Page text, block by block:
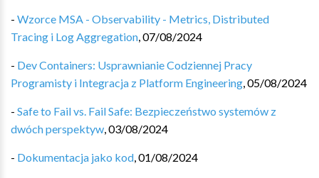
- Wzorce MSA - Observability - Metrics, Distributed
Tracing i Log Aggregation,07/08/2024
- Dev Containers: Usprawnianie Codziennej Pracy
Programisty i Integracja z Platform Engineering,05/08/2024
- Safe to Fail vs. Fail Safe: Bezpieczeństwo systemów z
dwóch perspektyw,03/08/2024
- Dokumentacja jako kod,01/08/2024